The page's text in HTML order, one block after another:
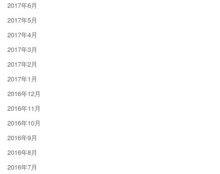
2017年6月
2017年5月
2017年4月
2017年3月
2017年2月
2017年1月
2016年12月
2016年11月
2016年10月
2016年9月
2016年8月
2016年7月